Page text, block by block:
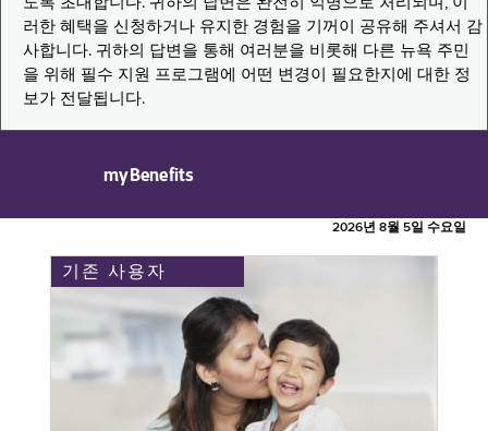
러한 혜택을 신청하거나 유지한 경험을 기꺼이 공유해 주셔서 감
사합니다. 귀하의 답변을 통해 여러분을 비롯해 다른 뉴욕 주민
을 위해 필수 지원 프로그램에 어떤 변경이 필요한지에 대한 정
보가 전달됩니다.
myBenefits
2026년 8월 5일 수요일
기존 사용자